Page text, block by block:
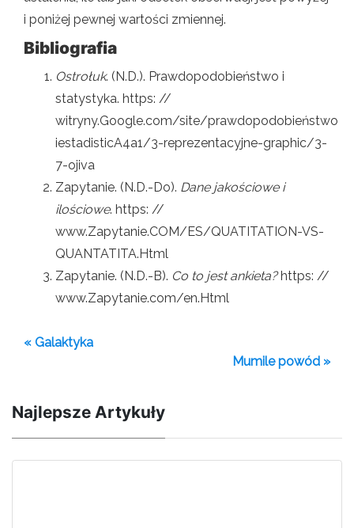
i poniżej pewnej wartości zmiennej.
Bibliografia
Ostrołuk. (N.D.). Prawdopodobieństwo i
statystyka. https: //
witryny.Google.com/site/prawdopodobieństwo
iestadisticA4a1/3-reprezentacyjne-graphic/3-
7-ojiva
Zapytanie. (N.D.-Do). Dane jakościowe i
ilościowe. https: //
www.Zapytanie.COM/ES/QUATITATION-VS-
QUANTATITA.Html
Zapytanie. (N.D.-B). Co to jest ankieta?https: //
www.Zapytanie.com/en.Html
« Galaktyka
Mumile powód »
Najlepsze Artykuły